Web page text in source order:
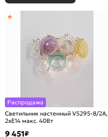
Распродажа
Светильник настенный V5295-8/2A,
2xE14 макс. 40Вт
9 451₽